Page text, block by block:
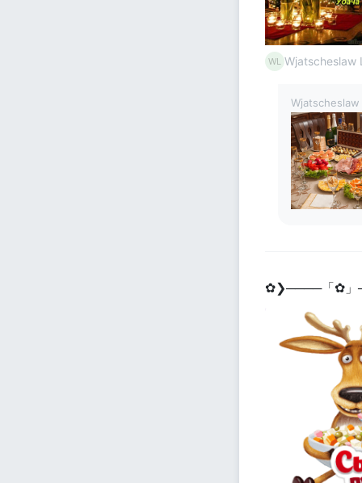
WL Wjatscheslaw
✿❯────「✿